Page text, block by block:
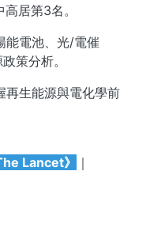
居第3名。
能電池、光/電催
策分析。
再生能源與電化學前
Lancet》
｜